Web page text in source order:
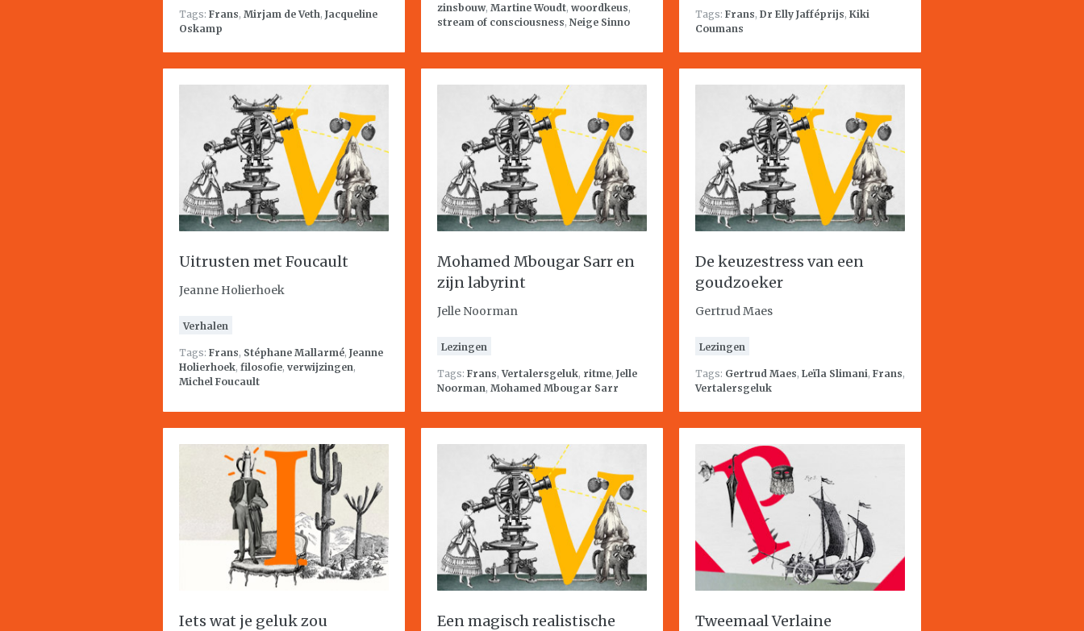
Tags: Frans, Mirjam de Veth, Jacqueline
Oskamp
zinsbouw, Martine Woudt, woordkeus,
stream of consciousness, Neige Sinno
Tags: Frans, Dr Elly Jafféprijs, Kiki
Coumans
Uitrusten met Foucault
Jeanne Holierhoek
Verhalen
Tags: Frans, Stéphane Mallarmé, Jeanne
Holierhoek, filosofie, verwijzingen,
Michel Foucault
Mohamed Mbougar Sarr en
zijn labyrint
Jelle Noorman
Lezingen
Tags: Frans,Vertalersgeluk, ritme, Jelle
Noorman, Mohamed Mbougar Sarr
De keuzestress van een
goudzoeker
Gertrud Maes
Lezingen
Tags: Gertrud Maes, Leïla Slimani, Frans,
Vertalersgeluk
Iets wat je geluk zou
Een magisch realistische
Tweemaal Verlaine